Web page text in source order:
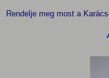
Rendelje meg most a